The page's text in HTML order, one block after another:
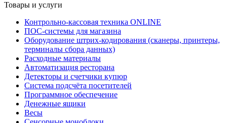
Товары и услуги
Контрольно-кассовая техника ONLINE
ПОС-системы для магазина
Оборудование штрих-кодирования (сканеры, принтеры,
терминалы сбора данных)
Расходные материалы
Автоматизация ресторана
Детекторы и счетчики купюр
Система подсчёта посетителей
Программное обеспечение
Денежные ящики
Весы